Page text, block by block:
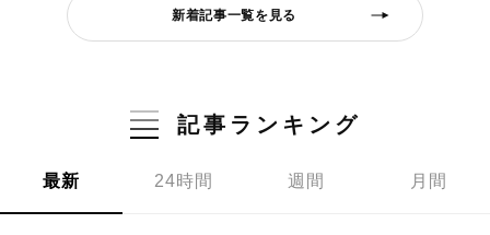
新着記事一覧を見る
記事ランキング
最新 24時間 週間 月間